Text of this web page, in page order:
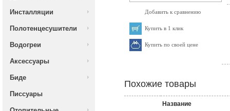
Инсталляции
Полотенцесушители
Водогреи
Аксессуары
Биде
Писсуары
Добавить к сравнению
Купить в 1 клик
Купить по своей цене
Похожие товары
Название